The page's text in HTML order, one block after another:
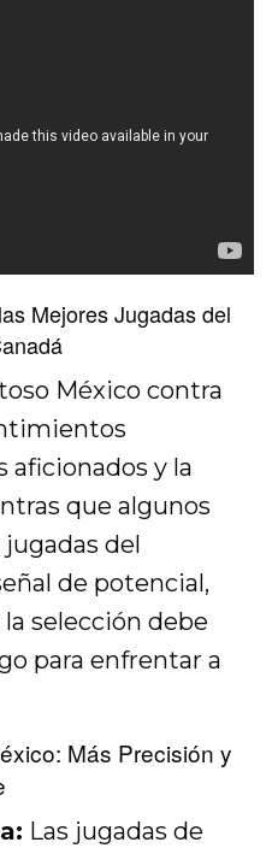
Mejores Jugadas del
México contra
aficionados y la
que algunos
del
de potencial,
selección debe
para enfrentar a
Más Precisión y
Las jugadas de